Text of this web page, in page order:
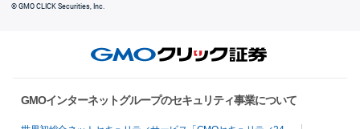
© GMO CLICK Securities, Inc.
GMOインターネットグループのセキュリティ事業について